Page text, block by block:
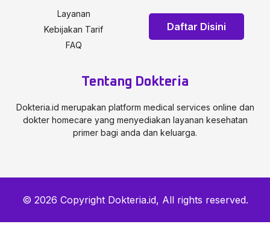
Layanan
Kebijakan Tarif
FAQ
Daftar Disini
Tentang Dokteria
Dokteria.id merupakan platform medical services online dan
dokter homecare yang menyediakan layanan kesehatan
primer bagi anda dan keluarga.
© 2026 Copyright Dokteria.id, All rights reserved.